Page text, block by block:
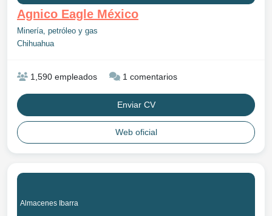
Agnico Eagle México
Minería, petróleo y gas
Chihuahua
1,590 empleados 1 comentarios
Enviar CV
Web oficial
Almacenes Ibarra